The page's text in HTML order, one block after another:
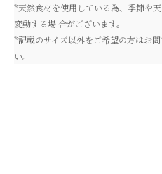
*天然食材を使用している為、季節や
変動する場 合がございます。
*記載のサイズ以外をご希望の方はお
い。